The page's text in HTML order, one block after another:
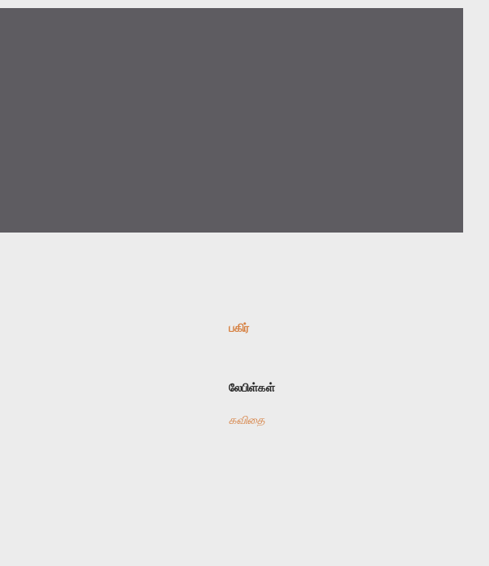
பகிர்
லேபிள்கள்
கவிதை